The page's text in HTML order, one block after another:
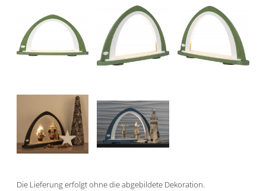
Die Lieferung erfolgt ohne die abgebildete Dekoration.